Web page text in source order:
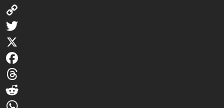
Copy
Link
Twitter
X
Facebook
Threads
Reddit